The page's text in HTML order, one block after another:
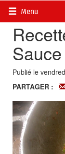
Menu
Accueil>
Publié le
PARTAGER :